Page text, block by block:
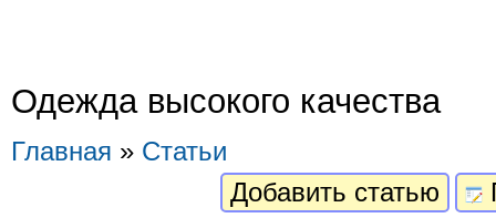
Одежда высокого качества
Главная » Статьи
Добавить статью